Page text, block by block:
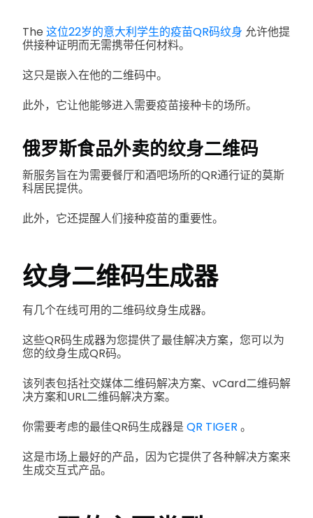
The 这位22岁的意大利学生的疫苗QR码纹身 允许他提
供接种证明而无需携带任何材料。
这只是嵌入在他的二维码中。
此外，它让他能够进入需要疫苗接种卡的场所。
俄罗斯食品外卖的纹身二维码
新服务旨在为需要餐厅和酒吧场所的QR通行证的莫斯
科居民提供。
此外，它还提醒人们接种疫苗的重要性。
纹身二维码生成器
有几个在线可用的二维码纹身生成器。
这些QR码生成器为您提供了最佳解决方案，您可以为
您的纹身生成QR码。
该列表包括社交媒体二维码解决方案、vCard二维码解
决方案和URL二维码解决方案。
你需要考虑的最佳QR码生成器是QR TIGER 。
这是市场上最好的产品，因为它提供了各种解决方案来
生成交互式产品。